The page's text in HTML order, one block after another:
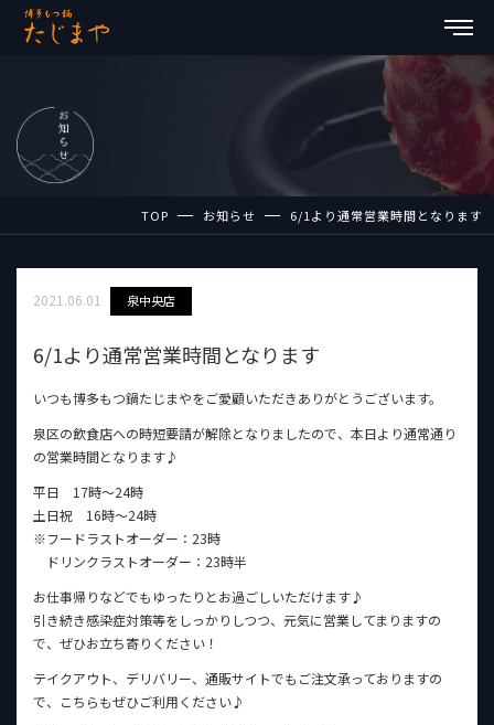
TOP お知らせ 6/1より通常営業時間となります
2021.06.01 泉中央店
6/1より通常営業時間となります
いつも博多もつ鍋たじまやをご愛顧いただきありがとうございます。
泉区の飲食店への時短要請が解除となりましたので、本日より通常通り
の営業時間となります♪
平日 17時〜24時
土日祝 16時〜24時
※フードラストオーダー：23時
ドリンクラストオーダー：23時半
お仕事帰りなどでもゆったりとお過ごしいただけます♪
引き続き感染症対策等をしっかりしつつ、元気に営業してまりますの
で、ぜひお立ち寄りください！
テイクアウト、デリバリー、通販サイトでもご注文承っておりますの
で、こちらもぜひご利用ください♪